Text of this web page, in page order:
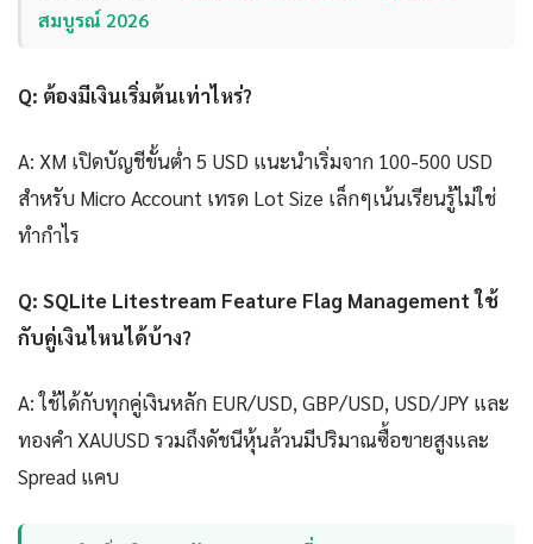
สมบูรณ์ 2026
Q: ต้องมีเงินเริ่มต้นเท่าไหร่?
A: XM เปิดบัญชีขั้นต่ำ 5 USD แนะนำเริ่มจาก 100-500 USD
สำหรับ Micro Account เทรด Lot Size เล็กๆเน้นเรียนรู้ไม่ใช่
ทำกำไร
Q: SQLite Litestream Feature Flag Management ใช้
กับคู่เงินไหนได้บ้าง?
A: ใช้ได้กับทุกคู่เงินหลัก EUR/USD, GBP/USD, USD/JPY และ
ทองคำ XAUUSD รวมถึงดัชนีหุ้นล้วนมีปริมาณซื้อขายสูงและ
Spread แคบ